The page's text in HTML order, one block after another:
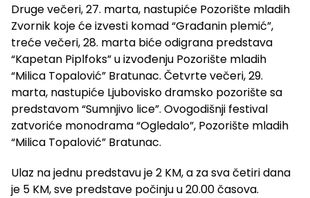
Druge večeri, 27. marta, nastupiće Pozorište mladih
Zvornik koje će izvesti komad “Građanin plemić”,
treće večeri, 28. marta biće odigrana predstava
“Kapetan Piplfoks” u izvođenju Pozorište mladih
“Milica Topalović” Bratunac. Četvrte večeri, 29.
marta, nastupiće Ljubovisko dramsko pozorište sa
predstavom “Sumnjivo lice”. Ovogodišnji festival
zatvoriće monodrama “Ogledalo”, Pozorište mladih
“Milica Topalović” Bratunac.
Ulaz na jednu predstavu je 2 KM, a za sva četiri dana
je 5 KM, sve predstave počinju u 20.00 časova.